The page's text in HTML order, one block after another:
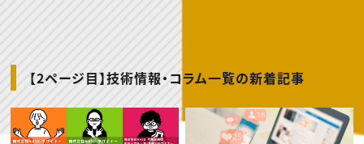
動画配信・映像制作
編集・ライティング
マーケティング
ディレクション
業界解説・キャリア事情
お役立ち基礎知識
TOP Creator’s コラム トップ
Webクリエイター
アプリクリエイター
映像クリエイター
マーケッター
クリエイターインタビュー
C＆R Magazine
ニュース・トレンド
ニュース・トレンド トップ
Web
映像
ゲーム・エンタメ
【2ページ目】技術情報・コラム一覧の新着記事